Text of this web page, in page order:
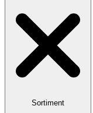
Sortiment